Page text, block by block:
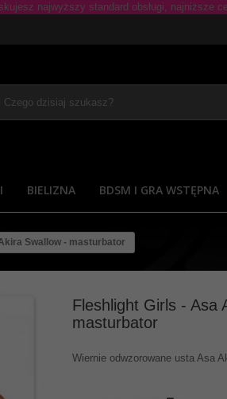
BIELIZNA BDSM I GRA WSTĘPNA
Swallow - masturbator
Fleshlight Girls - Asa
masturbator
Wiernie odwzorowane usta Asa